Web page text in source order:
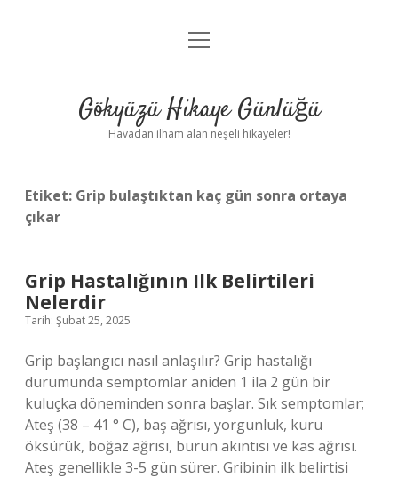
Anasayfa
Yasal Uyarı
menüyü
Gökyüzü Hikaye Günlüğü
Havadan ilham alan neşeli hikayeler!
Etiket: Grip bulaştıktan kaç gün sonra ortaya
çıkar
Grip Hastalığının Ilk Belirtileri
Nelerdir
Tarih: Şubat 25, 2025
Grip başlangıcı nasıl anlaşılır? Grip hastalığı
durumunda semptomlar aniden 1 ila 2 gün bir
kuluçka döneminden sonra başlar. Sık semptomlar;
Ateş (38 – 41 ° C), baş ağrısı, yorgunluk, kuru
öksürük, boğaz ağrısı, burun akıntısı ve kas ağrısı.
Ateş genellikle 3-5 gün sürer. Gribinin ilk belirtisi